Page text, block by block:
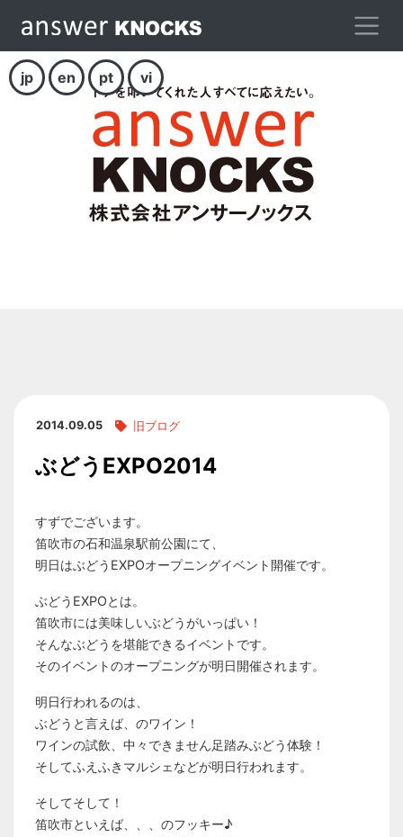
jp en pt vi
2014.09.05 旧ブログ
ぶどうEXPO2014
すずでございます。
笛吹市の石和温泉駅前公園にて、
明日はぶどうEXPOオープニングイベント開催です。
ぶどうEXPOとは。
笛吹市には美味しいぶどうがいっぱい！
そんなぶどうを堪能できるイベントです。
そのイベントのオープニングが明日開催されます。
明日行われるのは、
ぶどうと言えば、のワイン！
ワインの試飲、中々できません足踏みぶどう体験！
そしてふえふきマルシェなどが明日行われます。
そしてそして！
笛吹市といえば、、、のフッキー♪